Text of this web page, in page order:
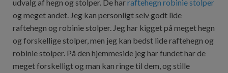
udvalg af hegn og stolper. De harraftehegn robinie stolper
og meget andet. Jeg kan personligt selv godt lide
raftehegn og robinie stolper. Jeg har kigget på meget hegn
og forskellige stolper, men jeg kan bedst lide raftehegn og
robinie stolper. På den hjemmeside jeg har fundet har de
meget forskelligt og man kan ringe til dem, og stille